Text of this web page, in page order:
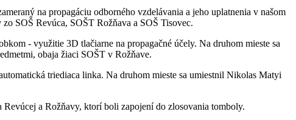
na propagáciu odborného vzdelávania a jeho uplatnenia v našom
SOŠ Revúca, SOŠT Rožňava a SOŠ Tisovec.
- využitie 3D tlačiarne na propagačné účely. Na druhom mieste sa
obaja žiaci SOŠT v Rožňave.
triediaca linka. Na druhom mieste sa umiestnil Nikolas Matyi
a Rožňavy, ktorí boli zapojení do zlosovania tomboly.